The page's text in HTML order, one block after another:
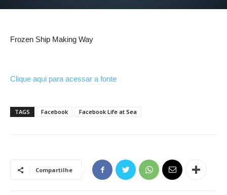
Frozen Ship Making Way
Clique aqui para acessar a fonte
TAGS Facebook Facebook Life at Sea
Compartilhe